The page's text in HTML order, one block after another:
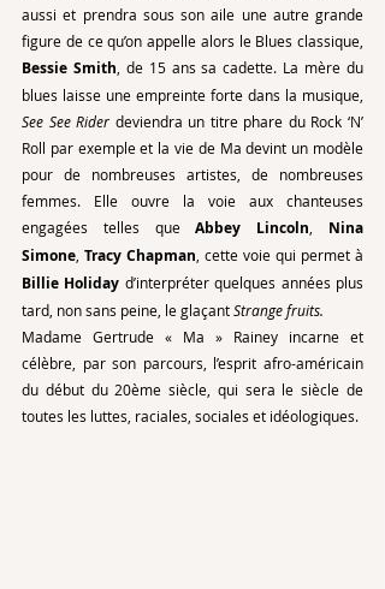
aussi et prendra sous son aile une autre grande
Bessie Smith , de 15 ans sa cadette. La mère du
See See Rider deviendra un titre phare du Rock ‘N’
Roll par exemple et la vie de Ma devint un modèle
pour de nombreuses artistes, de nombreuses
femmes. Elle ouvre la voie aux chanteuses
engagées telles que Abbey Lincoln
Nina
Simone Tracy Chapman
Billie Holiday d’interpréter quelques années plus
tard, non sans peine, le glaçant Strange fruits.
Madame Gertrude « Ma » Rainey incarne et
célèbre, par son parcours, l’esprit afro-américain
du début du 20ème siècle, qui sera le siècle de